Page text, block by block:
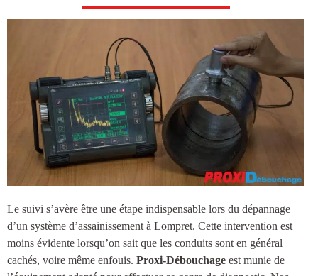
Le suivi s’avère être une étape indispensable lors du dépannage
d’un système d’assainissement à Lompret. Cette intervention est
moins évidente lorsqu’on sait que les conduits sont en général
cachés, voire même enfouis. Proxi-Débouchage est munie de